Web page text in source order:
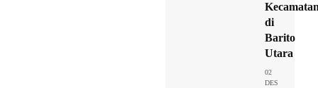
di
Barito
Utara
02
DES